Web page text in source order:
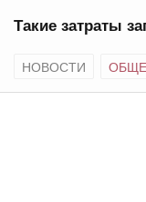
Такие затраты
НОВОСТИ